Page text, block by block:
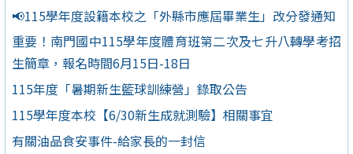
📢115學年度設籍本校之「外縣市應屆畢業生」改分發通知
重要！南門國中115學年度體育班第二次及七升八轉學考招
生簡章，報名時間6月15日-18日
115年度「暑期新生籃球訓練營」錄取公告
115學年度本校【6/30新生成就測驗】相關事宜
有關油品食安事件-給家長的一封信